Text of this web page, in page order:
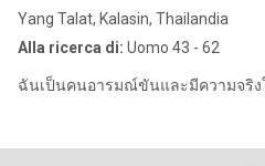
Yang Talat, Kalasin, Thailandia
Alla ricerca di: Uomo 43 - 62
ฉันเป็นคนอารมณ์ขันและมีความจริง